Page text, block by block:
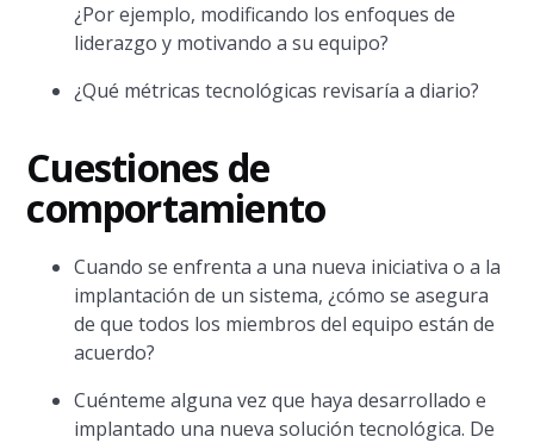
¿Por ejemplo, modificando los enfoques de
liderazgo y motivando a su equipo?
¿Qué métricas tecnológicas revisaría a diario?
Cuestiones de
comportamiento
Cuando se enfrenta a una nueva iniciativa o a la
implantación de un sistema, ¿cómo se asegura
de que todos los miembros del equipo están de
acuerdo?
Cuénteme alguna vez que haya desarrollado e
implantado una nueva solución tecnológica. De